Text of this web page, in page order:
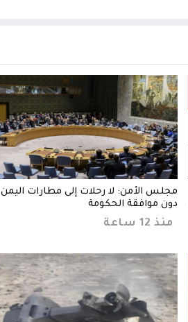
مجلس الأمن: لا رحلات إلى مطارات اليمن
دون موافقة الحكومة
منذ 12 ساعة